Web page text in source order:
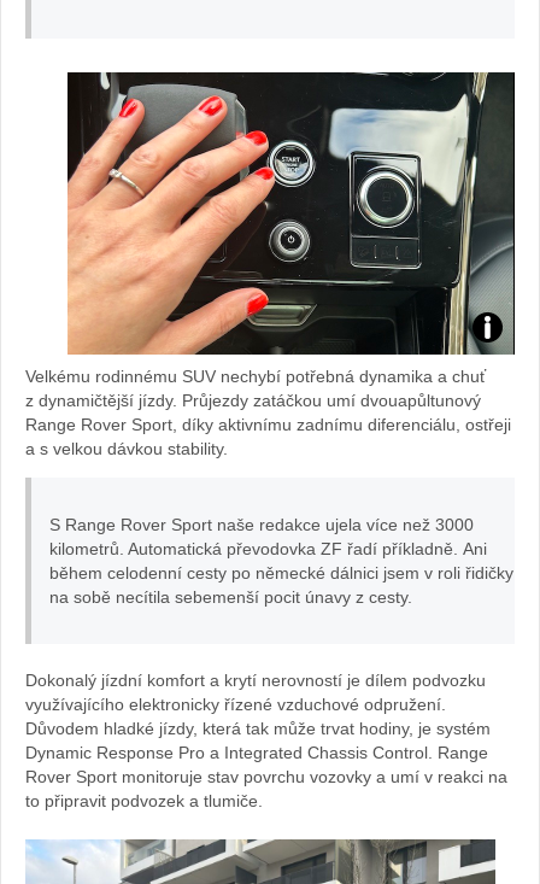
Test
foto
Velkému rodinnému SUV nechybí potřebná dynamika a chuť
z dynamičtější jízdy. Průjezdy zatáčkou umí dvouapůltunový
Range Rover Sport, díky aktivnímu zadnímu diferenciálu, ostřeji
a s velkou dávkou stability.
S Range Rover Sport naše redakce ujela více než 3000
kilometrů. Automatická převodovka ZF řadí příkladně. Ani
během celodenní cesty po německé dálnici jsem v roli řidičky
na sobě necítila sebemenší pocit únavy z cesty.
Dokonalý jízdní komfort a krytí nerovností je dílem podvozku
využívajícího elektronicky řízené vzduchové odpružení.
Důvodem hladké jízdy, která tak může trvat hodiny, je systém
Dynamic Response Pro a Integrated Chassis Control. Range
Rover Sport monitoruje stav povrchu vozovky a umí v reakci na
to připravit podvozek a tlumiče.